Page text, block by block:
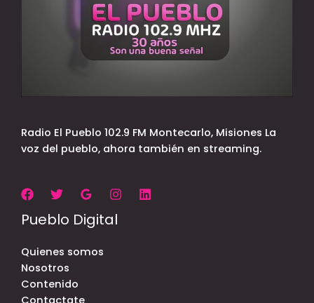
Radio El Pueblo 102.9 FM Montecarlo, Misiones La
voz del pueblo, ahora también en streaming.
Pueblo Digital
Quienes somos
Nosotros
Contenido